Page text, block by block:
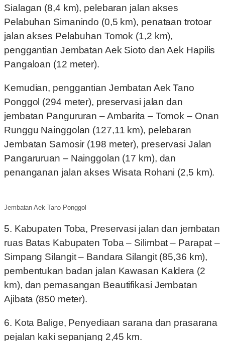
Sialagan (8,4 km), pelebaran jalan akses
Pelabuhan Simanindo (0,5 km), penataan trotoar
jalan akses Pelabuhan Tomok (1,2 km),
penggantian Jembatan Aek Sioto dan Aek Hapilis
Pangaloan (12 meter).
Kemudian, penggantian Jembatan Aek Tano
Ponggol (294 meter), preservasi jalan dan
jembatan Pangururan – Ambarita – Tomok – Onan
Runggu Nainggolan (127,11 km), pelebaran
Jembatan Samosir (198 meter), preservasi Jalan
Pangaruruan – Nainggolan (17 km), dan
penanganan jalan akses Wisata Rohani (2,5 km).
Jembatan Aek Tano Ponggol
5. Kabupaten Toba, Preservasi jalan dan jembatan
ruas Batas Kabupaten Toba – Silimbat – Parapat –
Simpang Silangit – Bandara Silangit (85,36 km),
pembentukan badan jalan Kawasan Kaldera (2
km), dan pemasangan Beautifikasi Jembatan
Ajibata (850 meter).
6. Kota Balige, Penyediaan sarana dan prasarana
pejalan kaki sepanjang 2,45 km.